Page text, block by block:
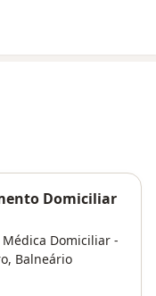
Domiciliar
Médica Domiciliar -
, Balneário